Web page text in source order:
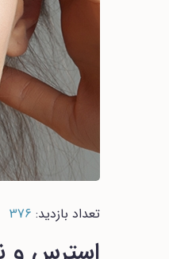
تعداد بازدید: 376